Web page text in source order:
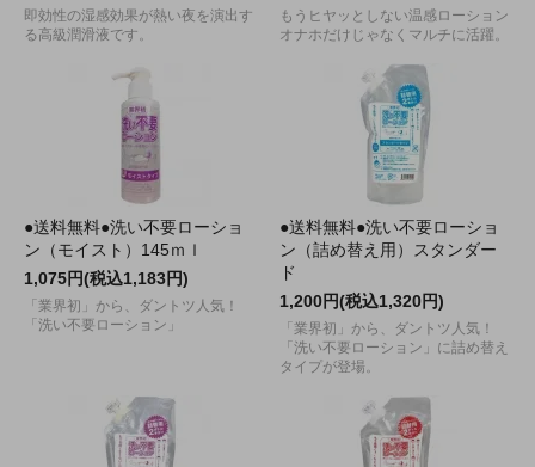
即効性の湿感効果が熱い夜を演出す
る高級潤滑液です。
もうヒヤッとしない温感ローション
オナホだけじゃなくマルチに活躍。
●送料無料●洗い不要ローショ
ン（モイスト）145ｍｌ
1,075円(税込1,183円)
「業界初」から、ダントツ人気！
「洗い不要ローション」
●送料無料●洗い不要ローショ
ン（詰め替え用）スタンダー
ド
1,200円(税込1,320円)
「業界初」から、ダントツ人気！
「洗い不要ローション」に詰め替え
タイプが登場。